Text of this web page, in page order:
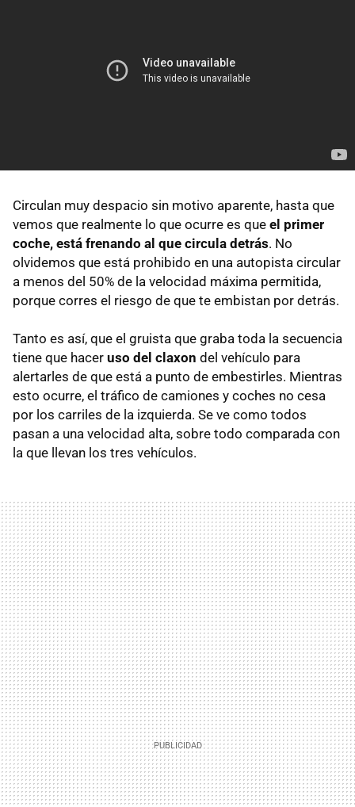
Circulan muy despacio sin motivo aparente, hasta que
vemos que realmente lo que ocurre es que el primer
coche, está frenando al que circula detrás. No
olvidemos que está prohibido en una autopista circular
a menos del 50% de la velocidad máxima permitida,
porque corres el riesgo de que te embistan por detrás.
Tanto es así, que el gruista que graba toda la secuencia
tiene que hacer uso del claxon del vehículo para
alertarles de que está a punto de embestirles. Mientras
esto ocurre, el tráfico de camiones y coches no cesa
por los carriles de la izquierda. Se ve como todos
pasan a una velocidad alta, sobre todo comparada con
la que llevan los tres vehículos.